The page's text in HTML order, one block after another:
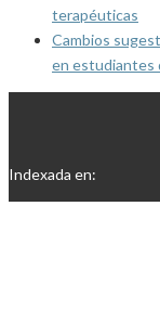
terapéuticas
Cambios
en estudiantes
Indexada en: